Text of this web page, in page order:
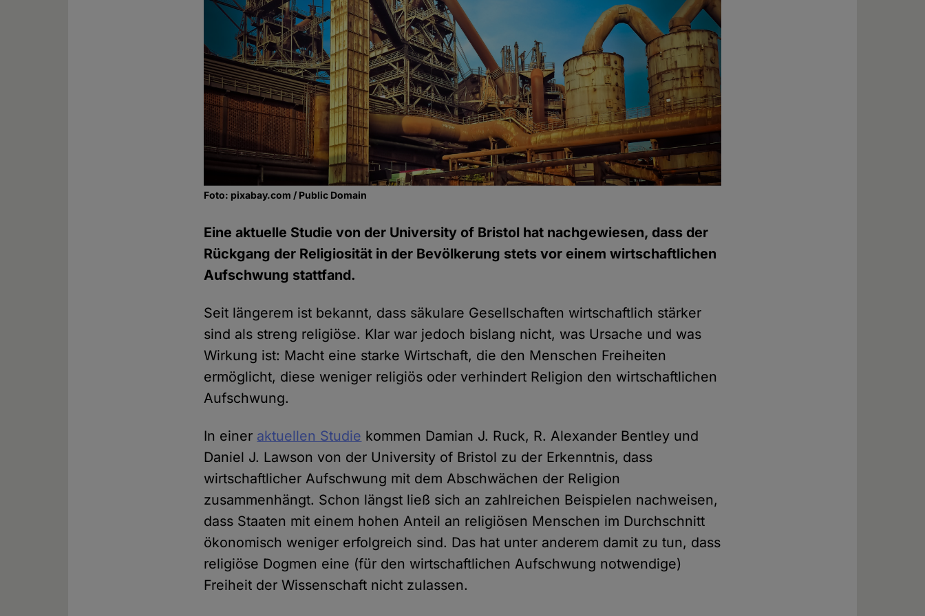
Foto: pixabay.com / Public Domain
Eine aktuelle Studie von der University of Bristol hat nachgewiesen, dass der
Rückgang der Religiosität in der Bevölkerung stets vor einem wirtschaftlichen
Aufschwung stattfand.
Seit längerem ist bekannt, dass säkulare Gesellschaften wirtschaftlich stärker
sind als streng religiöse. Klar war jedoch bislang nicht, was Ursache und was
Wirkung ist: Macht eine starke Wirtschaft, die den Menschen Freiheiten
ermöglicht, diese weniger religiös oder verhindert Religion den wirtschaftlichen
Aufschwung.
In einer aktuellen Studie kommen Damian J. Ruck, R. Alexander Bentley und
Daniel J. Lawson von der University of Bristol zu der Erkenntnis, dass
wirtschaftlicher Aufschwung mit dem Abschwächen der Religion
zusammenhängt. Schon längst ließ sich an zahlreichen Beispielen nachweisen,
dass Staaten mit einem hohen Anteil an religiösen Menschen im Durchschnitt
ökonomisch weniger erfolgreich sind. Das hat unter anderem damit zu tun, dass
religiöse Dogmen eine (für den wirtschaftlichen Aufschwung notwendige)
Freiheit der Wissenschaft nicht zulassen.